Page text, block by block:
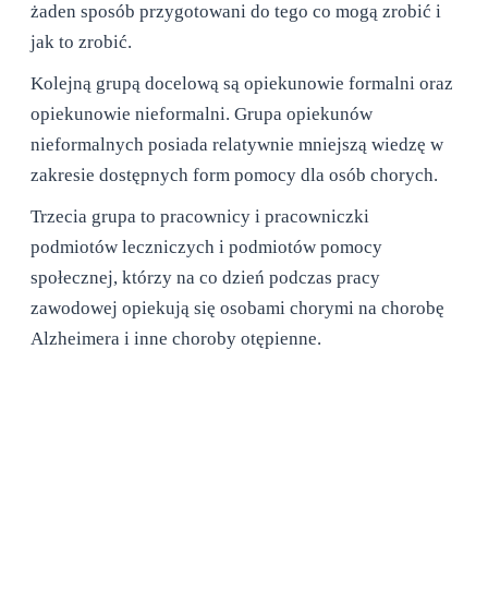
żaden sposób przygotowani do tego co mogą zrobić i
jak to zrobić.
Kolejną grupą docelową są opiekunowie formalni oraz
opiekunowie nieformalni. Grupa opiekunów
nieformalnych posiada relatywnie mniejszą wiedzę w
zakresie dostępnych form pomocy dla osób chorych.
Trzecia grupa to pracownicy i pracowniczki
podmiotów leczniczych i podmiotów pomocy
społecznej, którzy na co dzień podczas pracy
zawodowej opiekują się osobami chorymi na chorobę
Alzheimera i inne choroby otępienne.